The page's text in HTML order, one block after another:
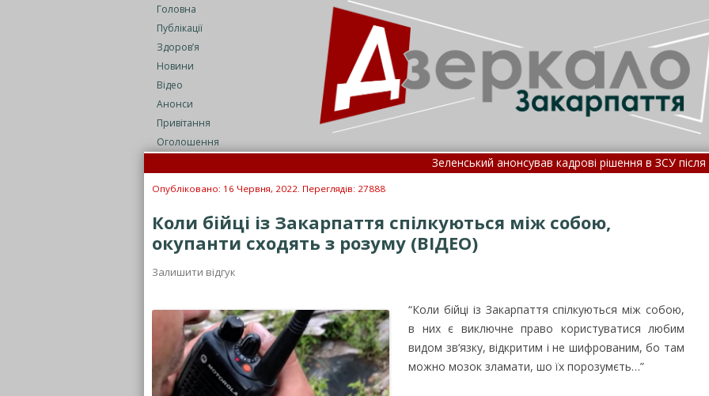
Головна
Публікації
Здоров’я
Новини
Відео
Анонси
Привітання
Оголошення
Зеленський анонсував кадрові рішення в ЗСУ після
Зеленський у рейтингу довіри до політичних лідерів зайняв
Опубліковано: 16 Червня, 2022. Переглядів: 27888
Коли бійці із Закарпаття спілкуються між собою,
окупанти сходять з розуму (ВІДЕО)
Залишити відгук
“Коли бійці із Закарпаття спілкуються між собою,
в них є виключне право користуватися любим
видом зв‘язку, відкритим і не шифрованим, бо там
можно мозок зламати, шо їх порозумєть…”